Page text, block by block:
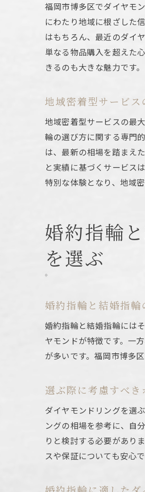
福岡市博多区でダイヤモ
にわたり地域に根ざした
はもちろん、最近のダイ
単なる物品購入を超えた
きるのも大きな魅力です。
地域密着型サービス
地域密着型サービスの最
輪の選び方に関する専門
は、最新の相場を踏まえ
と実績に基づくサービス
特別な体験となり、地域
婚約指輪
を選ぶ
婚約指輪と結婚指輪
婚約指輪と結婚指輪には
ヤモンドが特徴です。一
が多いです。福岡市博多
選ぶ際に考慮すべき
ダイヤモンドリングを選
ングの相場を参考に、自
りと検討する必要があり
スや保証についても安心で